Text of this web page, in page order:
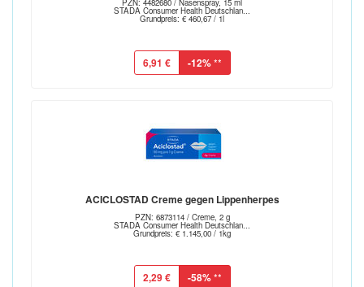
PZN: 4482680 / Nasenspray, 15 ml
STADA Consumer Health Deutschlan...
Grundpreis: € 460,67 / 1l
6,91 € -12%**
ACICLOSTAD Creme gegen Lippenherpes
PZN: 6873114 / Creme, 2 g
STADA Consumer Health Deutschlan...
Grundpreis: € 1.145,00 / 1kg
2,29 € -58%**